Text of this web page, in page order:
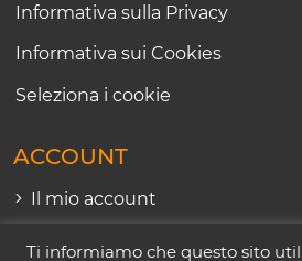
Informativa sulla Privacy
Informativa sui Cookies
Seleziona i cookie
ACCOUNT
Il mio account
Ti informiamo che questo sito